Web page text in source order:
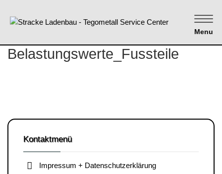
Menu
Belastungswerte_Fussteile
Kontaktmenü
Impressum + Datenschutzerklärung